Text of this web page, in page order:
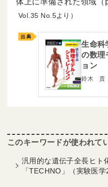
体上に準備された領域（
35
5より）
生命
の数理
ョン
鈴木 貴
汎用的な遺伝子全長ヒト
「TECHNO」（実験医学